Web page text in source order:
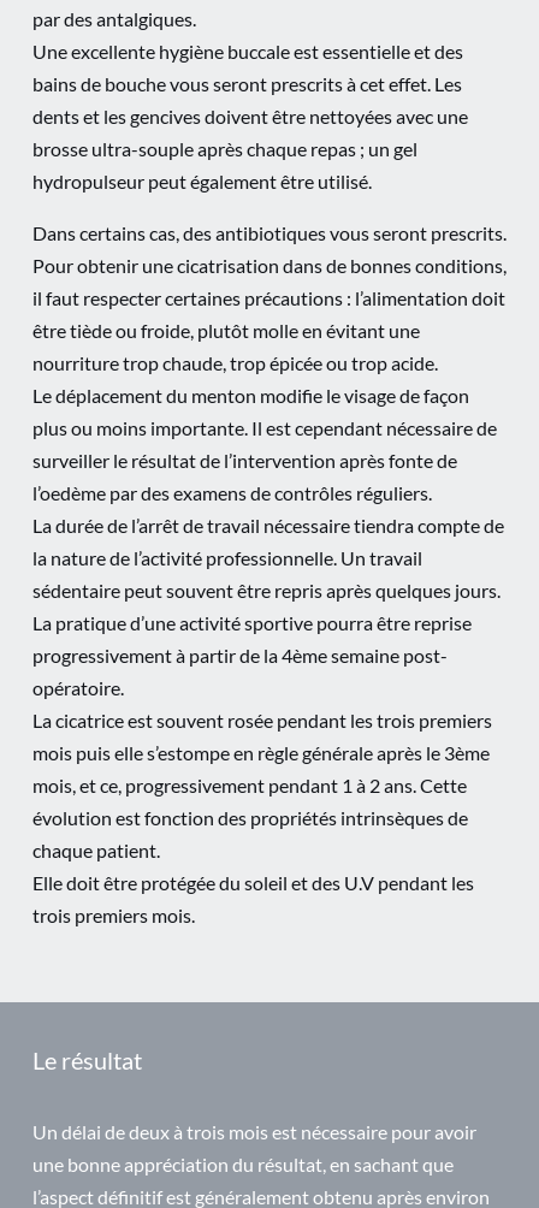
par des antalgiques.
Une excellente hygiène buccale est essentielle et des
bains de bouche vous seront prescrits à cet effet. Les
dents et les gencives doivent être nettoyées avec une
brosse ultra-souple après chaque repas ; un gel
hydropulseur peut également être utilisé.
Dans certains cas, des antibiotiques vous seront prescrits.
Pour obtenir une cicatrisation dans de bonnes conditions,
il faut respecter certaines précautions : l’alimentation doit
être tiède ou froide, plutôt molle en évitant une
nourriture trop chaude, trop épicée ou trop acide.
Le déplacement du menton modifie le visage de façon
plus ou moins importante. Il est cependant nécessaire de
surveiller le résultat de l’intervention après fonte de
l’oedème par des examens de contrôles réguliers.
La durée de l’arrêt de travail nécessaire tiendra compte de
la nature de l’activité professionnelle. Un travail
sédentaire peut souvent être repris après quelques jours.
La pratique d’une activité sportive pourra être reprise
progressivement à partir de la 4ème semaine post-
opératoire.
La cicatrice est souvent rosée pendant les trois premiers
mois puis elle s’estompe en règle générale après le 3ème
mois, et ce, progressivement pendant 1 à 2 ans. Cette
évolution est fonction des propriétés intrinsèques de
chaque patient.
Elle doit être protégée du soleil et des U.V pendant les
trois premiers mois.
Le résultat
Un délai de deux à trois mois est nécessaire pour avoir
une bonne appréciation du résultat, en sachant que
l’aspect définitif est généralement obtenu après environ